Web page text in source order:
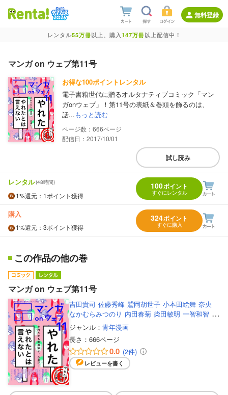
無料登録
レンタル55万冊以上、購入147万冊以上配信中！
マンガ on ウェブ第11号
お得な100ポイントレンタル
電子書籍世代に贈るオルタナティブコミック「マン
ガonウェブ」！第11号の表紙＆巻頭を飾るのは、
話...もっと読む
666
配信日：2017/10/01
試し読み
レンタル(48時間)
1%還元 ：1ポイント獲得
100ポイント
すぐにレンタル
購入
1%還元 ：3ポイント獲得
324ポイント
すぐに購入
この作品の他の巻
マンガ on ウェブ第11号
吉田貴司 佐藤秀峰 鷲岡胡世子 小本田絵舞 奈央
なかむらみつのり 内田春菊 柴田敏明 一智和智 オ
ヌマヨシテル 石原まこちん
屋雄民
大坪商介 虎井シュメール
も 左紳之介 大一
尾々根正 大鳥居明楽 吉田浩
TTOMUU 陽崎杜萌子
ジャンル： 青年漫画
長さ： 666ページ
0.0 (2件)
レビューを書く